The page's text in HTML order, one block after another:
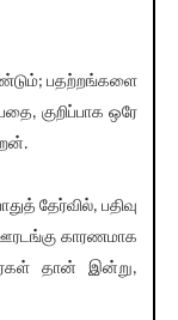
பதற்றங்களை
குறிப்பாக ஒரே
தேர்வில், பதிவு
காரணமாக
தான் இன்று,